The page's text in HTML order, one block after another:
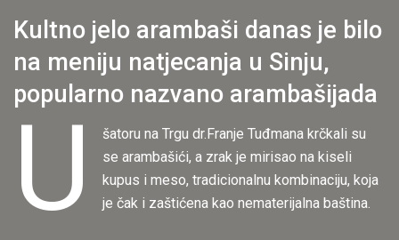
Kultno jelo arambaši danas je bilo
na meniju natjecanja u Sinju,
popularno nazvano arambašijada
U
šatoru na Trgu dr.Franje Tuđmana krčkali su
se arambašići, a zrak je mirisao na kiseli
kupus i meso, tradicionalnu kombinaciju, koja
je čak i zaštićena kao nematerijalna baština.